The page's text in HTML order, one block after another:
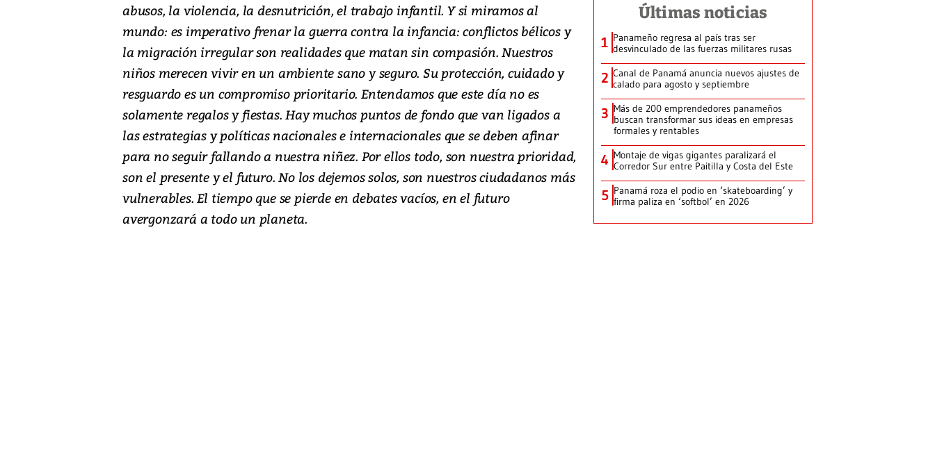
abusos, la violencia, la desnutrición, el trabajo infantil. Y si miramos al
mundo: es imperativo frenar la guerra contra la infancia: conflictos bélicos y
la migración irregular son realidades que matan sin compasión. Nuestros
niños merecen vivir en un ambiente sano y seguro. Su protección, cuidado y
resguardo es un compromiso prioritario. Entendamos que este día no es
solamente regalos y fiestas. Hay muchos puntos de fondo que van ligados a
las estrategias y políticas nacionales e internacionales que se deben afinar
para no seguir fallando a nuestra niñez. Por ellos todo, son nuestra prioridad,
son el presente y el futuro. No los dejemos solos, son nuestros ciudadanos más
vulnerables. El tiempo que se pierde en debates vacíos, en el futuro
avergonzará a todo un planeta.
Últimas noticias
1 Panameño regresa al país tras ser
desvinculado de las fuerzas militares rusas
2 Canal de Panamá anuncia nuevos ajustes de
calado para agosto y septiembre
3 Más de 200 emprendedores panameños
buscan transformar sus ideas en empresas
formales y rentables
4 Montaje de vigas gigantes paralizará el
Corredor Sur entre Paitilla y Costa del Este
5 Panamá roza el podio en ‘skateboarding’ y
firma paliza en ‘softbol’ en 2026